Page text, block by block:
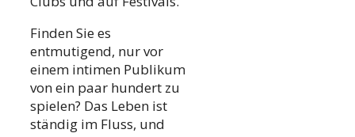
Finden Sie es
entmutigend, nur vor
einem intimen Publikum
von ein paar hundert zu
spielen? Das Leben ist
ständig im Fluss, und